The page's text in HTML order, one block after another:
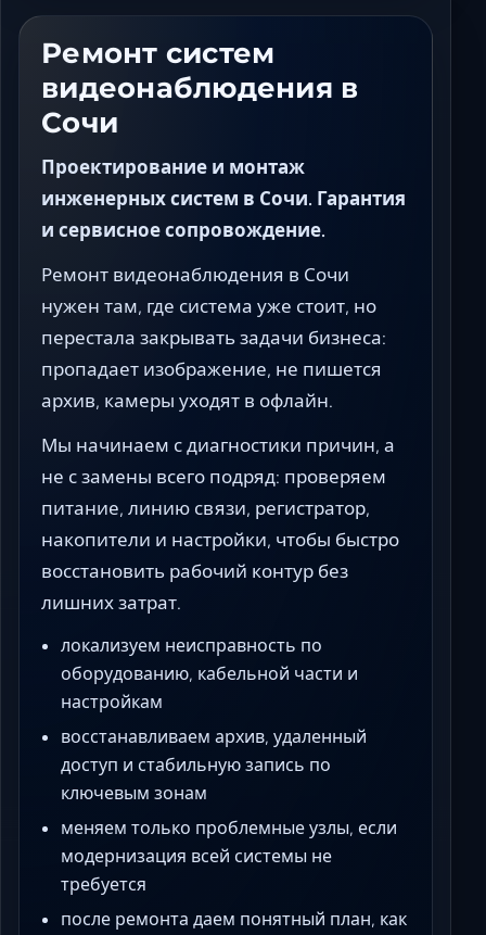
Таганрог
Ялта
Ремонт систем
видеонаблюдения в
Сочи
Проектирование и монтаж
инженерных систем в Сочи. Гарантия
и сервисное сопровождение.
Ремонт видеонаблюдения в Сочи
нужен там, где система уже стоит, но
перестала закрывать задачи бизнеса:
пропадает изображение, не пишется
архив, камеры уходят в офлайн.
Мы начинаем с диагностики причин, а
не с замены всего подряд: проверяем
питание, линию связи, регистратор,
накопители и настройки, чтобы быстро
восстановить рабочий контур без
лишних затрат.
локализуем неисправность по
оборудованию, кабельной части и
настройкам
восстанавливаем архив, удаленный
доступ и стабильную запись по
ключевым зонам
меняем только проблемные узлы, если
модернизация всей системы не
требуется
после ремонта даем понятный план, как